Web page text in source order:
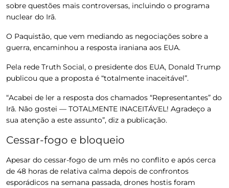
sobre questões mais controversas, incluindo o programa
nuclear do Irã.
O Paquistão, que vem mediando as negociações sobre a
guerra, encaminhou a resposta iraniana aos EUA.
Pela rede Truth Social, o presidente dos EUA, Donald Trump
publicou que a proposta é “totalmente inaceitável”.
“Acabei de ler a resposta dos chamados “Representantes” do
Irã. Não gostei — TOTALMENTE INACEITÁVEL! Agradeço a
sua atenção a este assunto”, diz a publicação.
Cessar-fogo e bloqueio
Apesar do cessar-fogo de um mês no conflito e após cerca
de 48 horas de relativa calma depois de confrontos
esporádicos na semana passada, drones hostis foram